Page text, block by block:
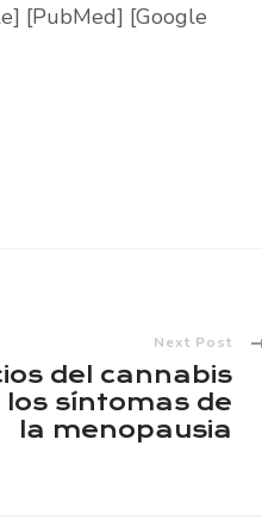
[PubMed] [Google
Next Post
del cannabis
síntomas de
la menopausia